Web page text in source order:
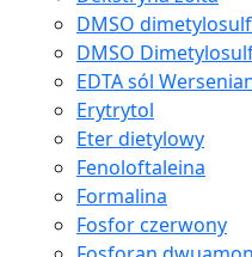
DMSO
DMSO
EDTA sól
Erytrytol
Eter dietylowy
Fenoloftaleina
Formalina
Fosfor czerwony